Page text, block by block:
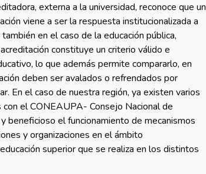
externa a la universidad, reconoce que un
viene a ser la respuesta institucionalizada a
en el caso de la educación pública,
constituye un criterio válido e
lo que además permite compararlo, en
deben ser avalados o refrendados por
En el caso de nuestra región, ya existen varios
el CONEAUPA- Consejo Nacional de
beneficioso el funcionamiento de mecanismos
y organizaciones en el ámbito
superior que se realiza en los distintos